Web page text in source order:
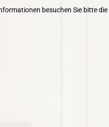
besuchen Sie bitte die